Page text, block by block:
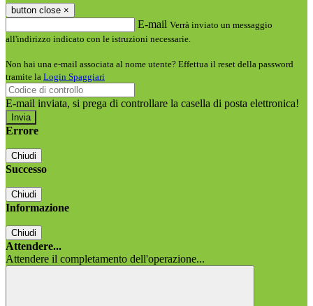
button close ×
E-mail Verrà inviato un messaggio
all'indirizzo indicato con le istruzioni necessarie.
Non hai una e-mail associata al nome utente? Effettua il reset della password
tramite la Login Spaggiari
E-mail inviata, si prega di controllare la casella di posta elettronica!
Errore
Chiudi
Successo
Chiudi
Informazione
Chiudi
Attendere...
Attendere il completamento dell'operazione...